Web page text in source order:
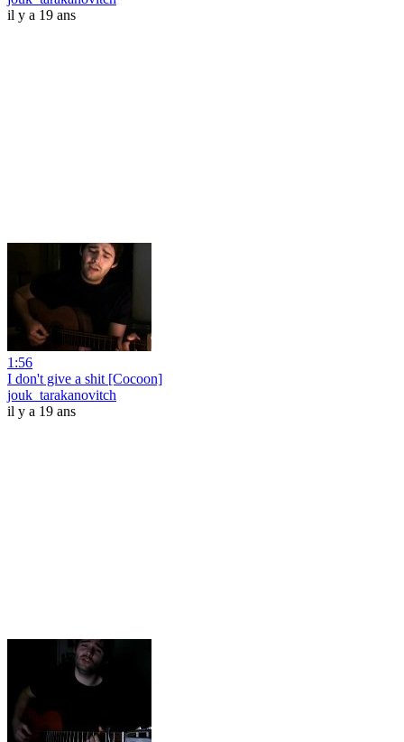
il y a 19 ans
1:56
I don't give a shit [Cocoon]
jouk_tarakanovitch
il y a 19 ans